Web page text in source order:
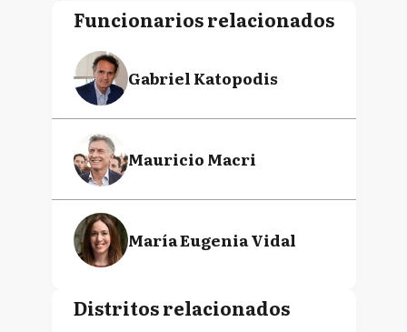
Funcionarios relacionados
Gabriel Katopodis
Mauricio Macri
María Eugenia Vidal
Distritos relacionados